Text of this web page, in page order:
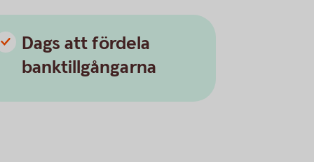
Dags att fördela
banktillgångarna